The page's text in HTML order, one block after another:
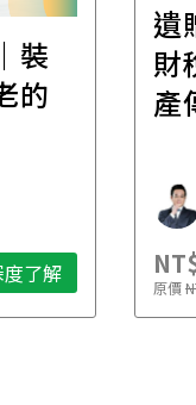
│
資
了解
百
經
原價